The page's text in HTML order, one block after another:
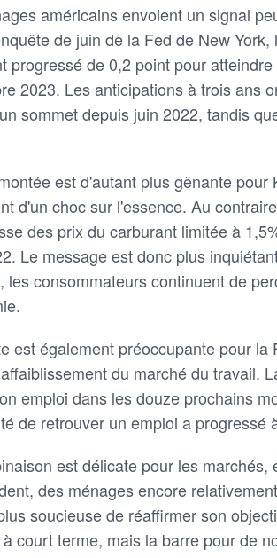
américains envoient un signal
de juin de la Fed de New
progressé de 0,2 point pour
2023. Les anticipations à trois ans
sommet depuis juin 2022, tandis
est d'autant plus gênante
d'un choc sur l'essence. Au
des prix du carburant limitée à
Le message est donc plus
les consommateurs continuent de
est également préoccupante pour
du marché du travail.
emploi dans les douze prochains
de retrouver un emploi a progressé
est délicate pour les
des ménages encore
soucieuse de réaffirmer son
court terme, mais la barre pour de